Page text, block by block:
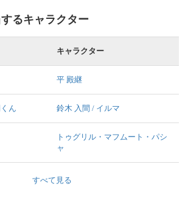
るキャラクター
キャラクター
平 殿継
ん 鈴木 入間 / イルマ
トゥグリル・マフムート・パシ
ャ
すべて見る